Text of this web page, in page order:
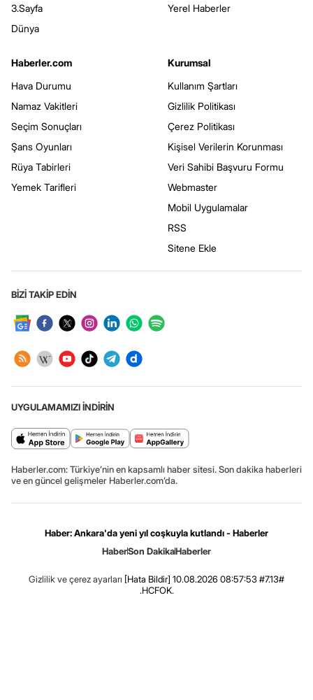
3.Sayfa
Dünya
Yerel Haberler
Haberler.com
Hava Durumu
Namaz Vakitleri
Seçim Sonuçları
Şans Oyunları
Rüya Tabirleri
Yemek Tarifleri
Kurumsal
Kullanım Şartları
Gizlilik Politikası
Çerez Politikası
Kişisel Verilerin Korunması
Veri Sahibi Başvuru Formu
Webmaster
Mobil Uygulamalar
RSS
Sitene Ekle
BİZİ TAKİP EDİN
UYGULAMAMIZI İNDİRİN
Haberler.com: Türkiye’nin en kapsamlı haber sitesi. Son dakika haberleri
ve en güncel gelişmeler Haberler.com’da.
Haber: Ankara'da yeni yıl coşkuyla kutlandı - Haberler
HaberSon DakikaHaberler
Gizlilik ve çerez ayarları [Hata Bildir] 10.08.2026 08:57:53 #7.13#
.HCFOK.